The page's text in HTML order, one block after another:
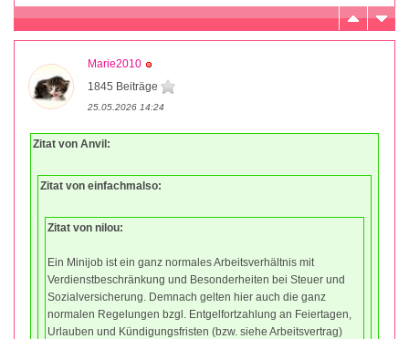
Marie2010
1845 Beiträge
25.05.2026 14:24
Zitat von Anvil:
Zitat von einfachmalso:
Zitat von nilou:
Ein Minijob ist ein ganz normales Arbeitsverhältnis mit
Verdienstbeschränkung und Besonderheiten bei Steuer und
Sozialversicherung. Demnach gelten hier auch die ganz
normalen Regelungen bzgl. Entgelfortzahlung an Feiertagen,
Urlauben und Kündigungsfristen (bzw. siehe Arbeitsvertrag)